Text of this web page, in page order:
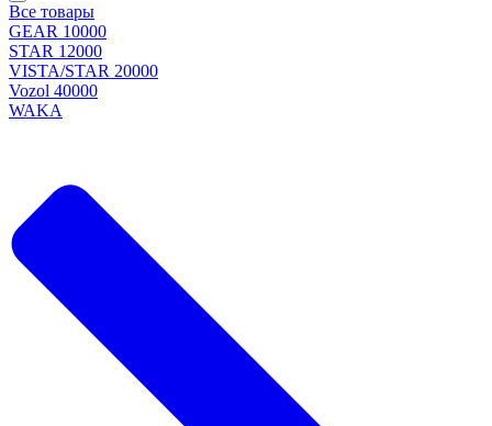
Все товары
GEAR 10000
STAR 12000
VISTA/STAR 20000
Vozol 40000
WAKA